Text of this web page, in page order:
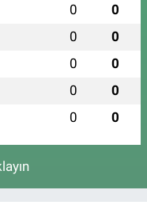
0 0
0 0
0 0
0 0
0 0